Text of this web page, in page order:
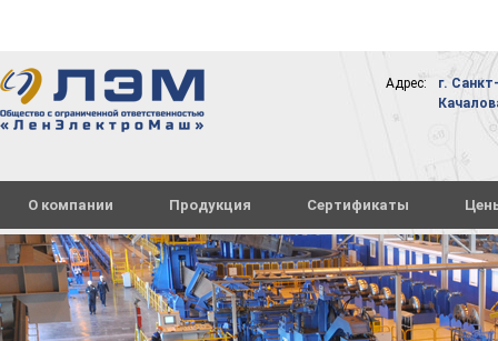
Адрес:
г.
О компании Продукция Сертификаты